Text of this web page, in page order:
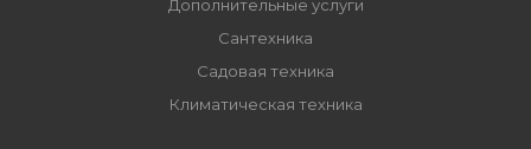
Дополнительные услуги
Сантехника
Садовая техника
Климатическая техника